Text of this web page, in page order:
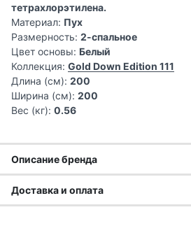
тетрахлорэтилена.
Материал: Пух
Размерность: 2-спальное
Цвет основы: Белый
Коллекция: Gold Down Edition 111
Длина (см): 200
Ширина (см): 200
Вес (кг): 0.56
Описание бренда
Доставка и оплата